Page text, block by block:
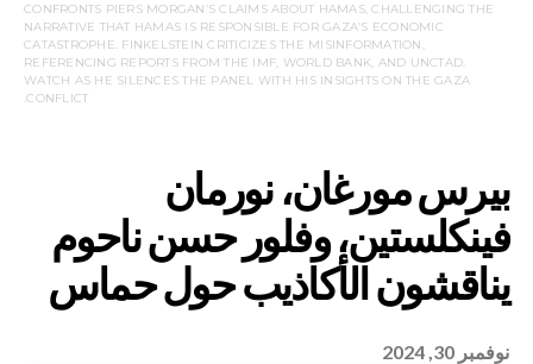
CONFRONTS PIERS MORGAN’S CLAIMS ABOUT HAMAS, CHALLENGING THE
NARRATIVE THAT HAMAS IS RESPONSIBLE FOR GAZA’S ECONOMIC
CATASTROPHE. FINKELSTEIN CRITICIZES THE MISINFORMATION,
REFERENCING REPORTS FROM THE IMF, WORLD BANK, AND UNCTAD.
WATCH AS HE SILENCES THE PANEL WITH HIS INSIGHTS ON THE GAZA
CONFLICT.
نوفمبر 30, 2024